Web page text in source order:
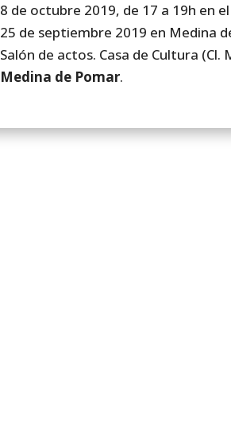
8 de octubre 2019, de 17 a 19h en
25 de septiembre 2019 en Medina
Salón de actos. Casa de Cultura (Cl.
Medina de Pomar.